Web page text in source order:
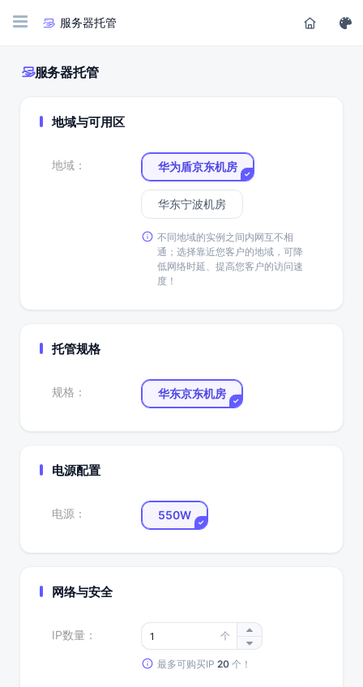
服务器托管
服务器托管
地域与可用区
地域： 华为盾京东机房
华东宁波机房
不同地域的实例之间内网互不相
通；选择靠近您客户的地域，可降
低网络时延、提高您客户的访问速
度！
托管规格
规格 ： 华东京东机房
电源配置
电源： 550W
网络与安全
IP数量： 个
最多可购买IP 20 个！